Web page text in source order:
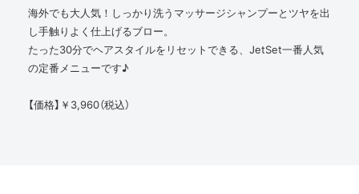
海外でも大人気！しっかり洗うマッサージシャンプーとツヤを出
し手触りよく仕上げるブロー。
たった30分でヘアスタイルをリセットできる、JetSet一番人気
の定番メニューです♪
【価格】￥3,960（税込）